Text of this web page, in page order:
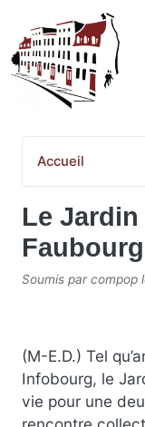
Aller au contenu
COMITÉ POPULAIRE
Accueil
Le
Soumis parcompop
(M-E.D.) Tel
Infobourg, le
vie pour une